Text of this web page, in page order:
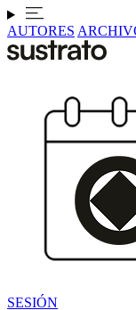
AUTORES
SESIÓN